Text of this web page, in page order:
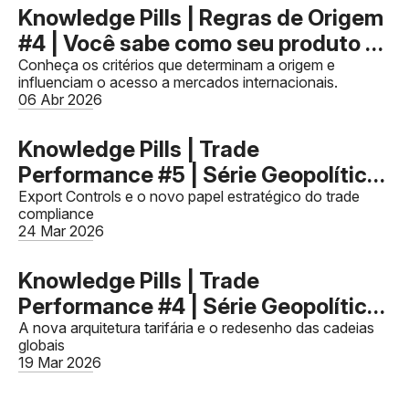
tributário.
Knowledge Pills | Regras de Origem
#4 | Você sabe como seu produto se
torna originário?
Conheça os critérios que determinam a origem e
influenciam o acesso a mercados internacionais.
06 Abr 2026
Knowledge Pills | Trade
Performance #5 | Série Geopolítica
e o Novo Comércio Global - Artigo
03
Export Controls e o novo papel estratégico do trade
compliance
24 Mar 2026
Knowledge Pills | Trade
Performance #4 | Série Geopolítica
e o Novo Comércio Global - Artigo
02
A nova arquitetura tarifária e o redesenho das cadeias
globais
19 Mar 2026